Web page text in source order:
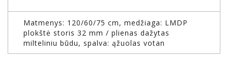
Matmenys: 120/60/75 cm, medžiaga: LMDP
plokštė storis 32 mm / plienas dažytas
milteliniu būdu, spalva: ąžuolas votan